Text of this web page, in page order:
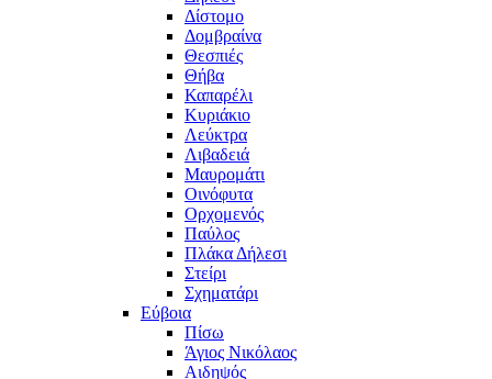
Δίστομο
Δομβραίνα
Θεσπιές
Θήβα
Καπαρέλι
Κυριάκιο
Λεύκτρα
Λιβαδειά
Μαυρομάτι
Οινόφυτα
Ορχομενός
Παύλος
Πλάκα Δήλεσι
Στείρι
Σχηματάρι
Εύβοια
Πίσω
Άγιος Νικόλαος
Αιδηψός